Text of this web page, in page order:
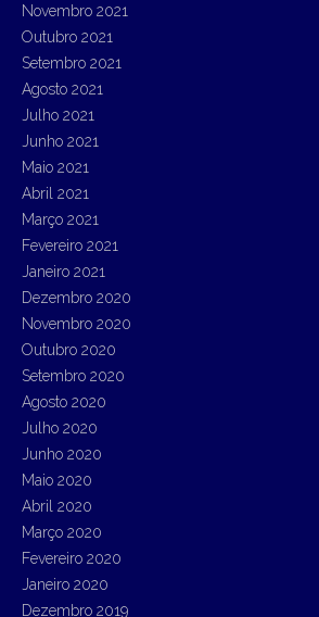
Novembro 2021
Outubro 2021
Setembro 2021
Agosto 2021
Julho 2021
Junho 2021
Maio 2021
Abril 2021
Março 2021
Fevereiro 2021
Janeiro 2021
Dezembro 2020
Novembro 2020
Outubro 2020
Setembro 2020
Agosto 2020
Julho 2020
Junho 2020
Maio 2020
Abril 2020
Março 2020
Fevereiro 2020
Janeiro 2020
Dezembro 2019